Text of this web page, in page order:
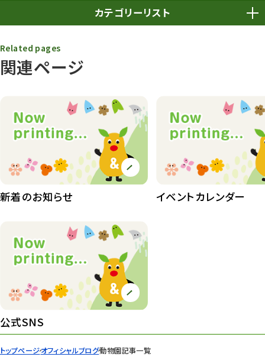
トップページオフィシャルブログ動物園記事一覧
カテゴリーリスト
動物園
動物園その他 117
植物園 510
植物たち 407
植物園長の庭
桜情報
紅葉情報
ズーボ
イベント
関連ページ
Related pages
新着のお知らせ イベントカレンダー
公式SNS